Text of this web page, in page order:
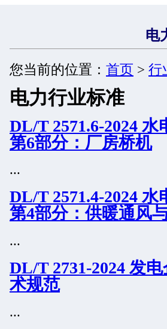
电
您当前的位置： 首页 > 行
电力行业标准
DL/T 2571.6-2024
第6部分：厂房桥机
...
DL/T 2571.4-2024
第4部分：供暖通风
...
DL/T 2731-2024 发
术规范
...